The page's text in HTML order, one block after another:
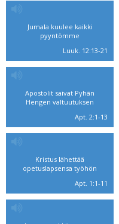
Jumala kuulee kaikki
pyyntömme
Luuk. 12:13-21
Apostolit saivat Pyhän
Hengen valtuutuksen
Apt. 2:1-13
Kristus lähettää
opetuslapsensa työhön
Apt. 1:1-11